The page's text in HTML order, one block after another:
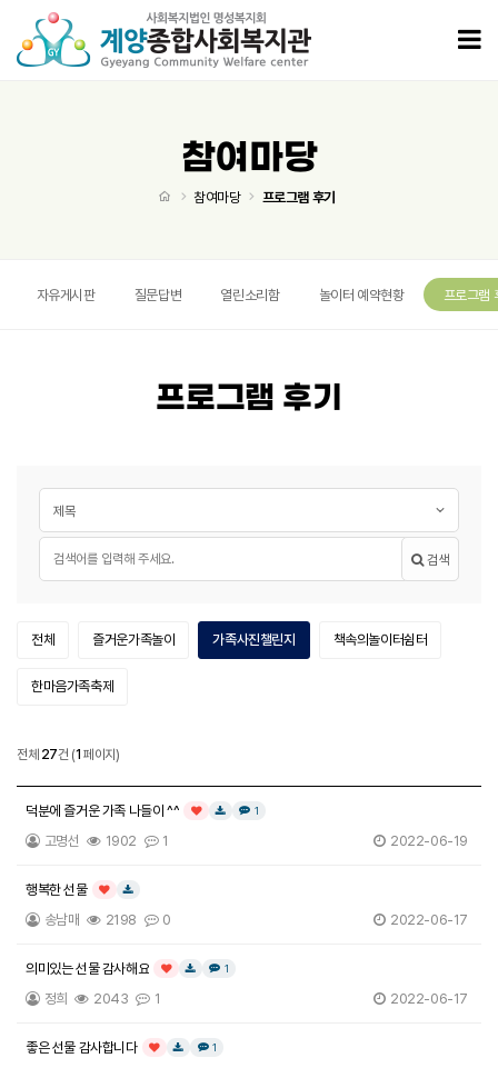
프로그램 후기 페이지
참여마당
처음으로
참여마당 프로그램 후기
자유게시판 질문답변 열린소리함 놀이터 예약현황 프로그램
프로그램 후기
검색
프로그램 후기 카테고리
전체카테고리즐거운가족놀이카테고리열린
가족사진챌린지카테고리책속의놀이터쉼터카테고리
한마음가족축제카테고리
프로그램
전체 27건 (1 페이지)
덕분에 즐거운 가족 나들이 ^^
인기글다운로드
댓글
1개
고명선 1902 1 2022-06-19
행복한 선물 인기글다운로드
송남매 2198 0 2022-06-17
의미있는 선물 감사해요 인기글다운로드
댓글
1개
정희 2043 1 2022-06-17
좋은 선물 감사합니다 인기글다운로드
댓글
1